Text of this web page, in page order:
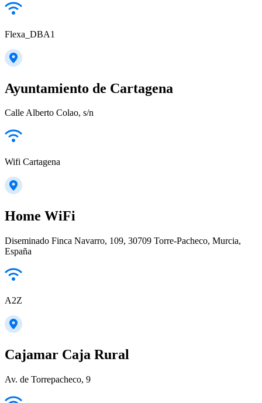
Flexa_DBA1
Ayuntamiento de Cartagena
Calle Alberto Colao, s/n
Wifi Cartagena
Home WiFi
Diseminado Finca Navarro, 109, 30709 Torre-Pacheco, Murcia,
España
A2Z
Cajamar Caja Rural
Av. de Torrepacheco, 9